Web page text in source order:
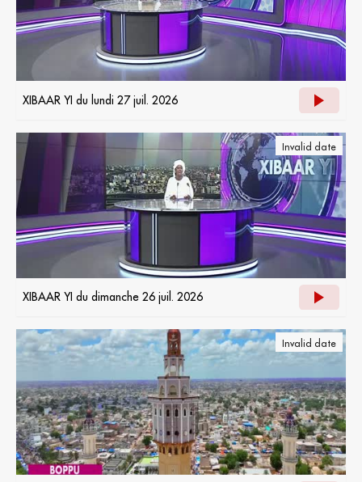
XIBAAR YI du lundi 27 juil. 2026
Invalid date
XIBAAR YI du dimanche 26 juil. 2026
Invalid date